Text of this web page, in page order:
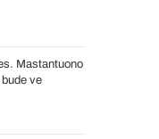
Mastantuono
ve